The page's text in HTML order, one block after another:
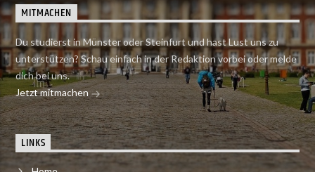
MITMACHEN
Du studierst in Münster oder Steinfurt und hast Lust uns zu
unterstützen? Schau einfach in der Redaktion vorbei oder melde
dich bei uns.
Jetzt mitmachen
LINKS